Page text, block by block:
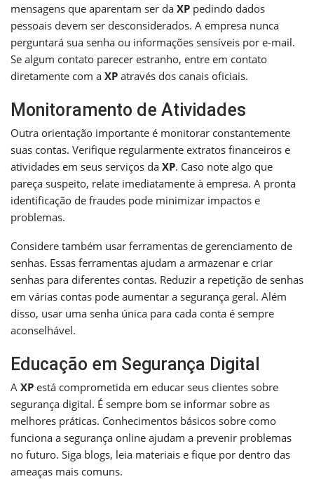
mensagens que aparentam ser da XP pedindo dados
pessoais devem ser desconsiderados. A empresa nunca
perguntará sua senha ou informações sensíveis por e-mail.
Se algum contato parecer estranho, entre em contato
diretamente com a XP através dos canais oficiais.
Monitoramento de Atividades
Outra orientação importante é monitorar constantemente
suas contas. Verifique regularmente extratos financeiros e
atividades em seus serviços da XP. Caso note algo que
pareça suspeito, relate imediatamente à empresa. A pronta
identificação de fraudes pode minimizar impactos e
problemas.
Considere também usar ferramentas de gerenciamento de
senhas. Essas ferramentas ajudam a armazenar e criar
senhas para diferentes contas. Reduzir a repetição de senhas
em várias contas pode aumentar a segurança geral. Além
disso, usar uma senha única para cada conta é sempre
aconselhável.
Educação em Segurança Digital
A XP está comprometida em educar seus clientes sobre
segurança digital. É sempre bom se informar sobre as
melhores práticas. Conhecimentos básicos sobre como
funciona a segurança online ajudam a prevenir problemas
no futuro. Siga blogs, leia materiais e fique por dentro das
ameaças mais comuns.